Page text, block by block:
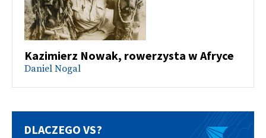
Kazimierz Nowak, rowerzysta w Afryce
Daniel Nogal
DLACZEGO VS?